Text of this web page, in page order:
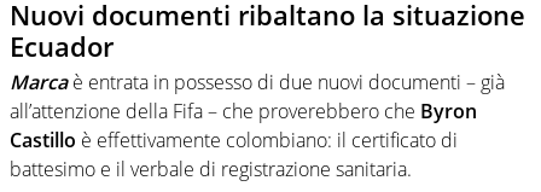
Nuovi documenti ribaltano la situazione
Ecuador
Marca è entrata in possesso di due nuovi documenti – già
all’attenzione della Fifa – che proverebbero che Byron
Castillo è effettivamente colombiano: il certificato di
battesimo e il verbale di registrazione sanitaria.